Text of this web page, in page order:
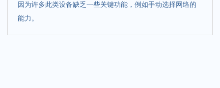
因为许多此类设备缺乏一些关键功能，例如手动选择网络的
能力。